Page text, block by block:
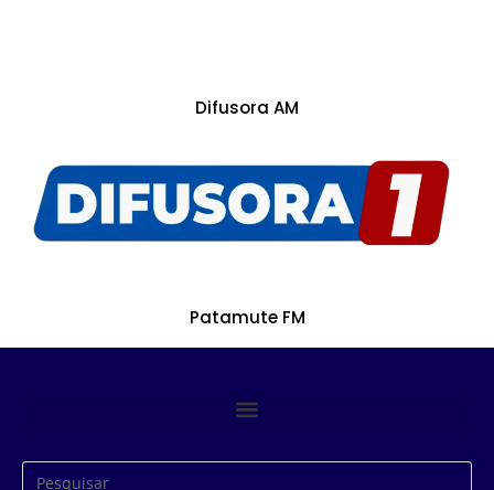
Difusora AM
Patamute FM